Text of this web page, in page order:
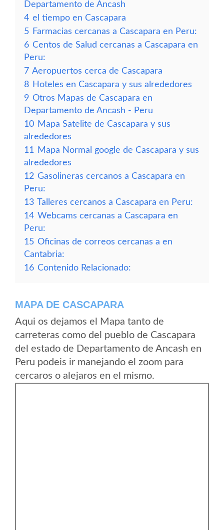
Departamento de Ancash
4 el tiempo en Cascapara
5 Farmacias cercanas a Cascapara en Peru:
6 Centos de Salud cercanas a Cascapara en
Peru:
7 Aeropuertos cerca de Cascapara
8 Hoteles en Cascapara y sus alrededores
9 Otros Mapas de Cascapara en
Departamento de Ancash - Peru
10 Mapa Satelite de Cascapara y sus
alrededores
11
Mapa Normal google de Cascapara y sus
alrededores
12 Gasolineras cercanos a Cascapara en
Peru:
13 Talleres cercanos a Cascapara en Peru:
14 Webcams cercanas a Cascapara en
Peru:
15 Oficinas de correos cercanas a en
Cantabria:
16 Contenido Relacionado:
MAPA DE CASCAPARA
Aqui os dejamos el Mapa tanto de
carreteras como del pueblo de Cascapara
del estado de Departamento de Ancash en
Peru podeis ir manejando el zoom para
cercaros o alejaros en el mismo.